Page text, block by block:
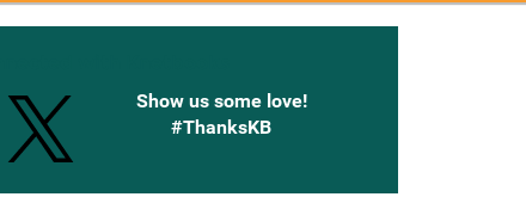
Show us some love!
#ThanksKB